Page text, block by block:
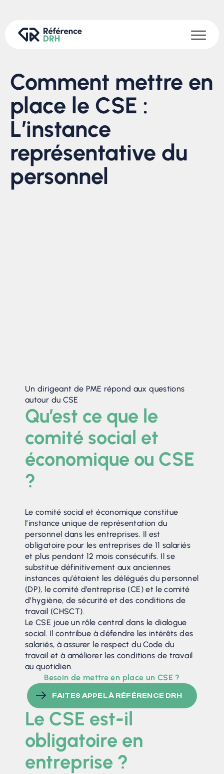
Comment mettre en
place le CSE :
L’instance
représentative du
personnel
Un dirigeant de PME répond aux questions
autour du CSE
Qu’est ce que le
comité social et
économique ou CSE
?
Le comité social et économique constitue
l’instance unique de représentation du
personnel dans les entreprises. Il est
obligatoire pour les entreprises de 11 salariés
et plus pendant 12 mois consécutifs. Il se
substitue définitivement aux anciennes
instances qu’étaient les délégués du personnel
(DP), le comité d’entreprise (CE) et le comité
d’hygiène, de sécurité et des conditions de
travail (CHSCT).
Le CSE joue un rôle central dans le dialogue
social. Il contribue à défendre les intérêts des
salariés, à assurer le respect du Code du
travail et à améliorer les conditions de travail
au quotidien.
Besoin de mettre en place un CSE ?
FAITES APPEL À RÉFÉRENCE DRH
Le CSE est-il
obligatoire en
entreprise ?